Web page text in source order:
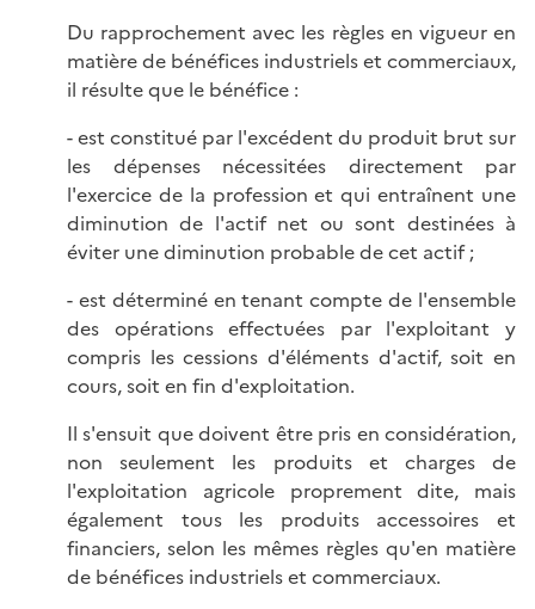
Du rapprochement avec les règles en vigueur en
matière de bénéfices industriels et commerciaux,
il résulte que le bénéfice :
- est constitué par l'excédent du produit brut sur
les dépenses nécessitées directement par
l'exercice de la profession et qui entraînent une
diminution de l'actif net ou sont destinées à
éviter une diminution probable de cet actif ;
- est déterminé en tenant compte de l'ensemble
des opérations effectuées par l'exploitant y
compris les cessions d'éléments d'actif, soit en
cours, soit en fin d'exploitation.
Il s'ensuit que doivent être pris en considération,
non seulement les produits et charges de
l'exploitation agricole proprement dite, mais
également tous les produits accessoires et
financiers, selon les mêmes règles qu'en matière
de bénéfices industriels et commerciaux.